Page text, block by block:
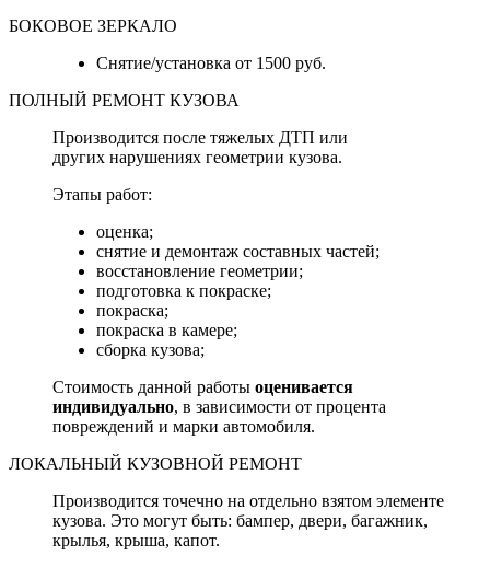
БОКОВОЕ ЗЕРКАЛО
Снятие/установка от 1500 руб.
ПОЛНЫЙ РЕМОНТ КУЗОВА
Производится после тяжелых ДТП или
других нарушениях геометрии кузова.
Этапы работ:
оценка;
снятие и демонтаж составных частей;
восстановление геометрии;
подготовка к покраске;
покраска;
покраска в камере;
сборка кузова;
Стоимость данной работы оценивается
индивидуально, в зависимости от процента
повреждений и марки автомобиля.
ЛОКАЛЬНЫЙ КУЗОВНОЙ РЕМОНТ
Производится точечно на отдельно взятом элементе
кузова. Это могут быть: бампер, двери, багажник,
крылья, крыша, капот.